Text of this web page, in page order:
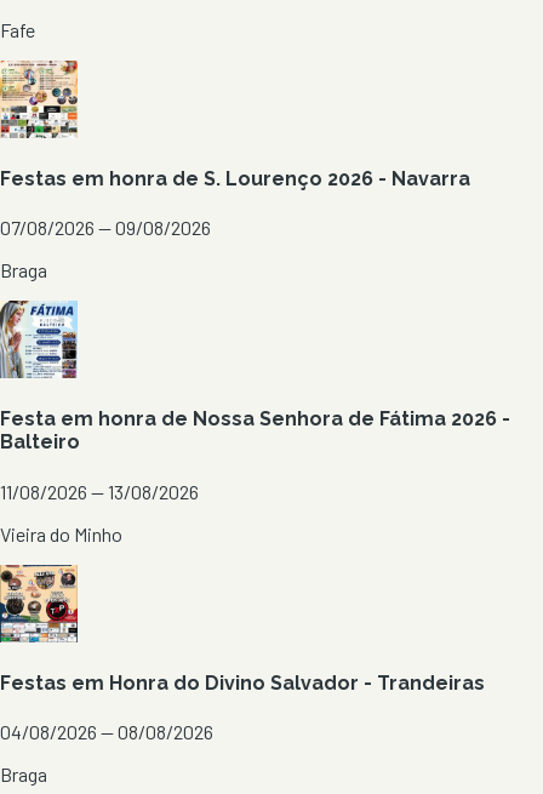
Fafe
Festas em honra de S. Lourenço 2026 - Navarra
07/08/2026 — 09/08/2026
Braga
Festa em honra de Nossa Senhora de Fátima 2026 -
Balteiro
11/08/2026 — 13/08/2026
Vieira do Minho
Festas em Honra do Divino Salvador - Trandeiras
04/08/2026 — 08/08/2026
Braga